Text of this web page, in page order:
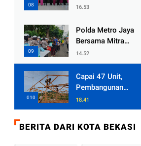
Jajaran, Kapolda
Tekankan
Pelayanan Publik
16.53
Polda Metro Jaya
Bersama Mitra
Gelar Jumat
Peduli Tingkatkan
Kepedulian Sosial
14.52
Capai 47 Unit,
Pembangunan
Huntara Sat
Brimob Polda
Berjalan di Pauh
18.41
BERITA DARI KOTA BEKASI